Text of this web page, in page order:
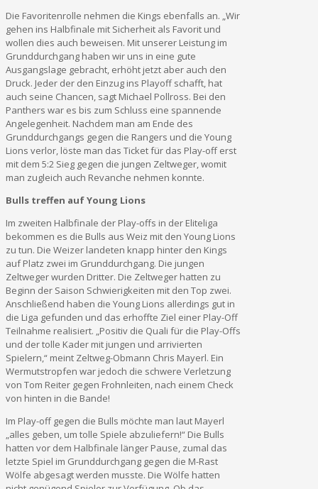
Die Favoritenrolle nehmen die Kings ebenfalls an. „Wir
gehen ins Halbfinale mit Sicherheit als Favorit und
wollen dies auch beweisen. Mit unserer Leistung im
Grunddurchgang haben wir uns in eine gute
Ausgangslage gebracht, erhöht jetzt aber auch den
Druck. Jeder der den Einzug ins Playoff schafft, hat
auch seine Chancen, sagt Michael Pollross. Bei den
Panthers war es bis zum Schluss eine spannende
Angelegenheit. Nachdem man am Ende des
Grunddurchgangs gegen die Rangers und die Young
Lions verlor, löste man das Ticket für das Play-off erst
mit dem 5:2 Sieg gegen die jungen Zeltweger, womit
man zugleich auch Revanche nehmen konnte.
Bulls treffen auf Young Lions
Im zweiten Halbfinale der Play-offs in der Eliteliga
bekommen es die Bulls aus Weiz mit den Young Lions
zu tun. Die Weizer landeten knapp hinter den Kings
auf Platz zwei im Grunddurchgang. Die jungen
Zeltweger wurden Dritter. Die Zeltweger hatten zu
Beginn der Saison Schwierigkeiten mit den Top zwei.
Anschließend haben die Young Lions allerdings gut in
die Liga gefunden und das erhoffte Ziel einer Play-Off
Teilnahme realisiert. „Positiv die Quali für die Play-Offs
und der tolle Kader mit jungen und arrivierten
Spielern,“ meint Zeltweg-Obmann Chris Mayerl. Ein
Wermutstropfen war jedoch die schwere Verletzung
von Tom Reiter gegen Frohnleiten, nach einem Check
von hinten in die Bande!
Im Play-off gegen die Bulls möchte man laut Mayerl
„alles geben, um tolle Spiele abzuliefern!“ Die Bulls
hatten vor dem Halbfinale länger Pause, zumal das
letzte Spiel im Grunddurchgang gegen die M-Rast
Wölfe abgesagt werden musste. Die Wölfe hatten